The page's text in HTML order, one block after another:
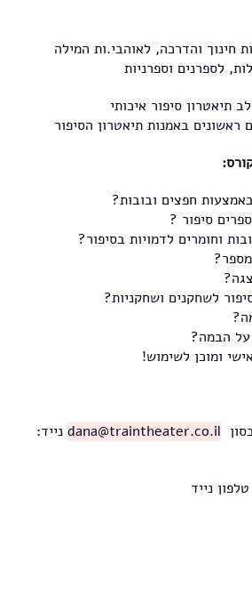
חינוך והדרכה, לאוהבי.ות המילה
לספרנים וספרניות
תיאטרון סיפור איכותי
ראשונים באמנות תיאטרון הסיפור
:
חפצים ובובות?
סיפור ?
וחומרים לדמויות בסיפור?
לשחקנים ושחקניות?
על הבמה?
ומוכן לשימוש!
dana@traintheater.co.il נייד:
נייד